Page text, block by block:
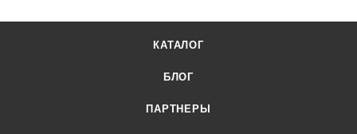
КАТАЛОГ
БЛОГ
ПАРТНЕРЫ